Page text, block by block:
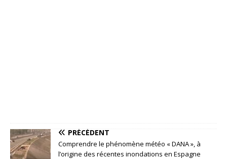
PRÉCÉDENT
Comprendre le phénomène météo « DANA », à
l’origine des récentes inondations en Espagne